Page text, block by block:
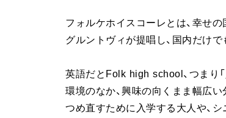
フォルケホイスコーレとは、幸せ
グルントヴィが提唱し、国内だけ
英語だとFolk high school、つまり
環境のなか、興味の向くまま幅広
つめ直すために入学する大人や、シ